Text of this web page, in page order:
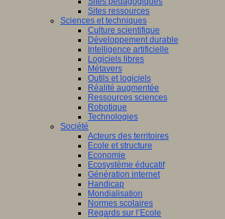
Sites ressources
Sciences et techniques
Culture scientifique
Développement durable
Intelligence artificielle
Logiciels libres
Métavers
Outils et logiciels
Réalité augmentée
Ressources sciences
Robotique
Technologies
Société
Acteurs des territoires
Ecole et structure
Economie
Ecosystème éducatif
Génération internet
Handicap
Mondialisation
Normes scolaires
Regards sur l’Ecole